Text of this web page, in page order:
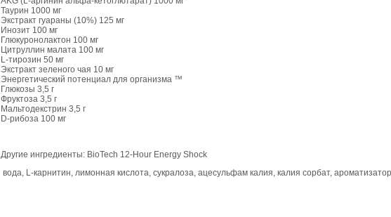
Таурин 1000 мг
Экстракт гуараны (10%) 125 мг
Инозит 100 мг
Глюкуронолактон 100 мг
Цитруллин малата 100 мг
L-тирозин 50 мг
Экстракт зеленого чая 10 мг
Энергетический потенциал для организма ™
Глюкозы 3,5 г
Фруктоза 3,5 г
Мальтодекстрин 3,5 г
D-рибоза 100 мг
Другие ингредиенты: BioTech 12-Hour Energy Shock
вода, L-карнитин, лимонная кислота, сукралоза, ацесульфам калия, калия сорбат,